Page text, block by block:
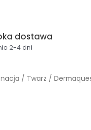
dostawa
2-4 dni
/ Twarz /